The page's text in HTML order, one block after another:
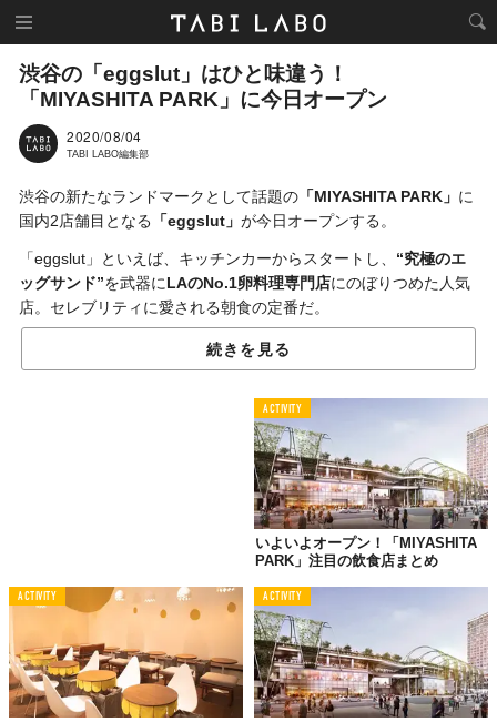
渋谷の「eggslut」はひと味違う！
「MIYASHITA PARK」に今日オープン
2020/08/04
TABI LABO編集部
渋谷の新たなランドマークとして話題の 「MIYASHITA PARK」 に
国内2店舗目となる
「eggslut」 が今日オープンする。
「eggslut」といえば、キッチンカーからスタートし、 “究極のエ
ッグサンド”を武器にLAのNo.1卵料理専門店にのぼりつめた人気
店。セレブリティに愛される朝食の定番だ。
「エッグスラット」
ークサイドサンド」はぜひ試したいところ。2種類の調理法で仕上
など、さまざまな食材を贅沢にサンドした一品は
続きを見る
ACTIVITY
いよいよオープン！「MIYASHITA
PARK」注目の飲食店まとめ
ACTIVITY ACTIVITY